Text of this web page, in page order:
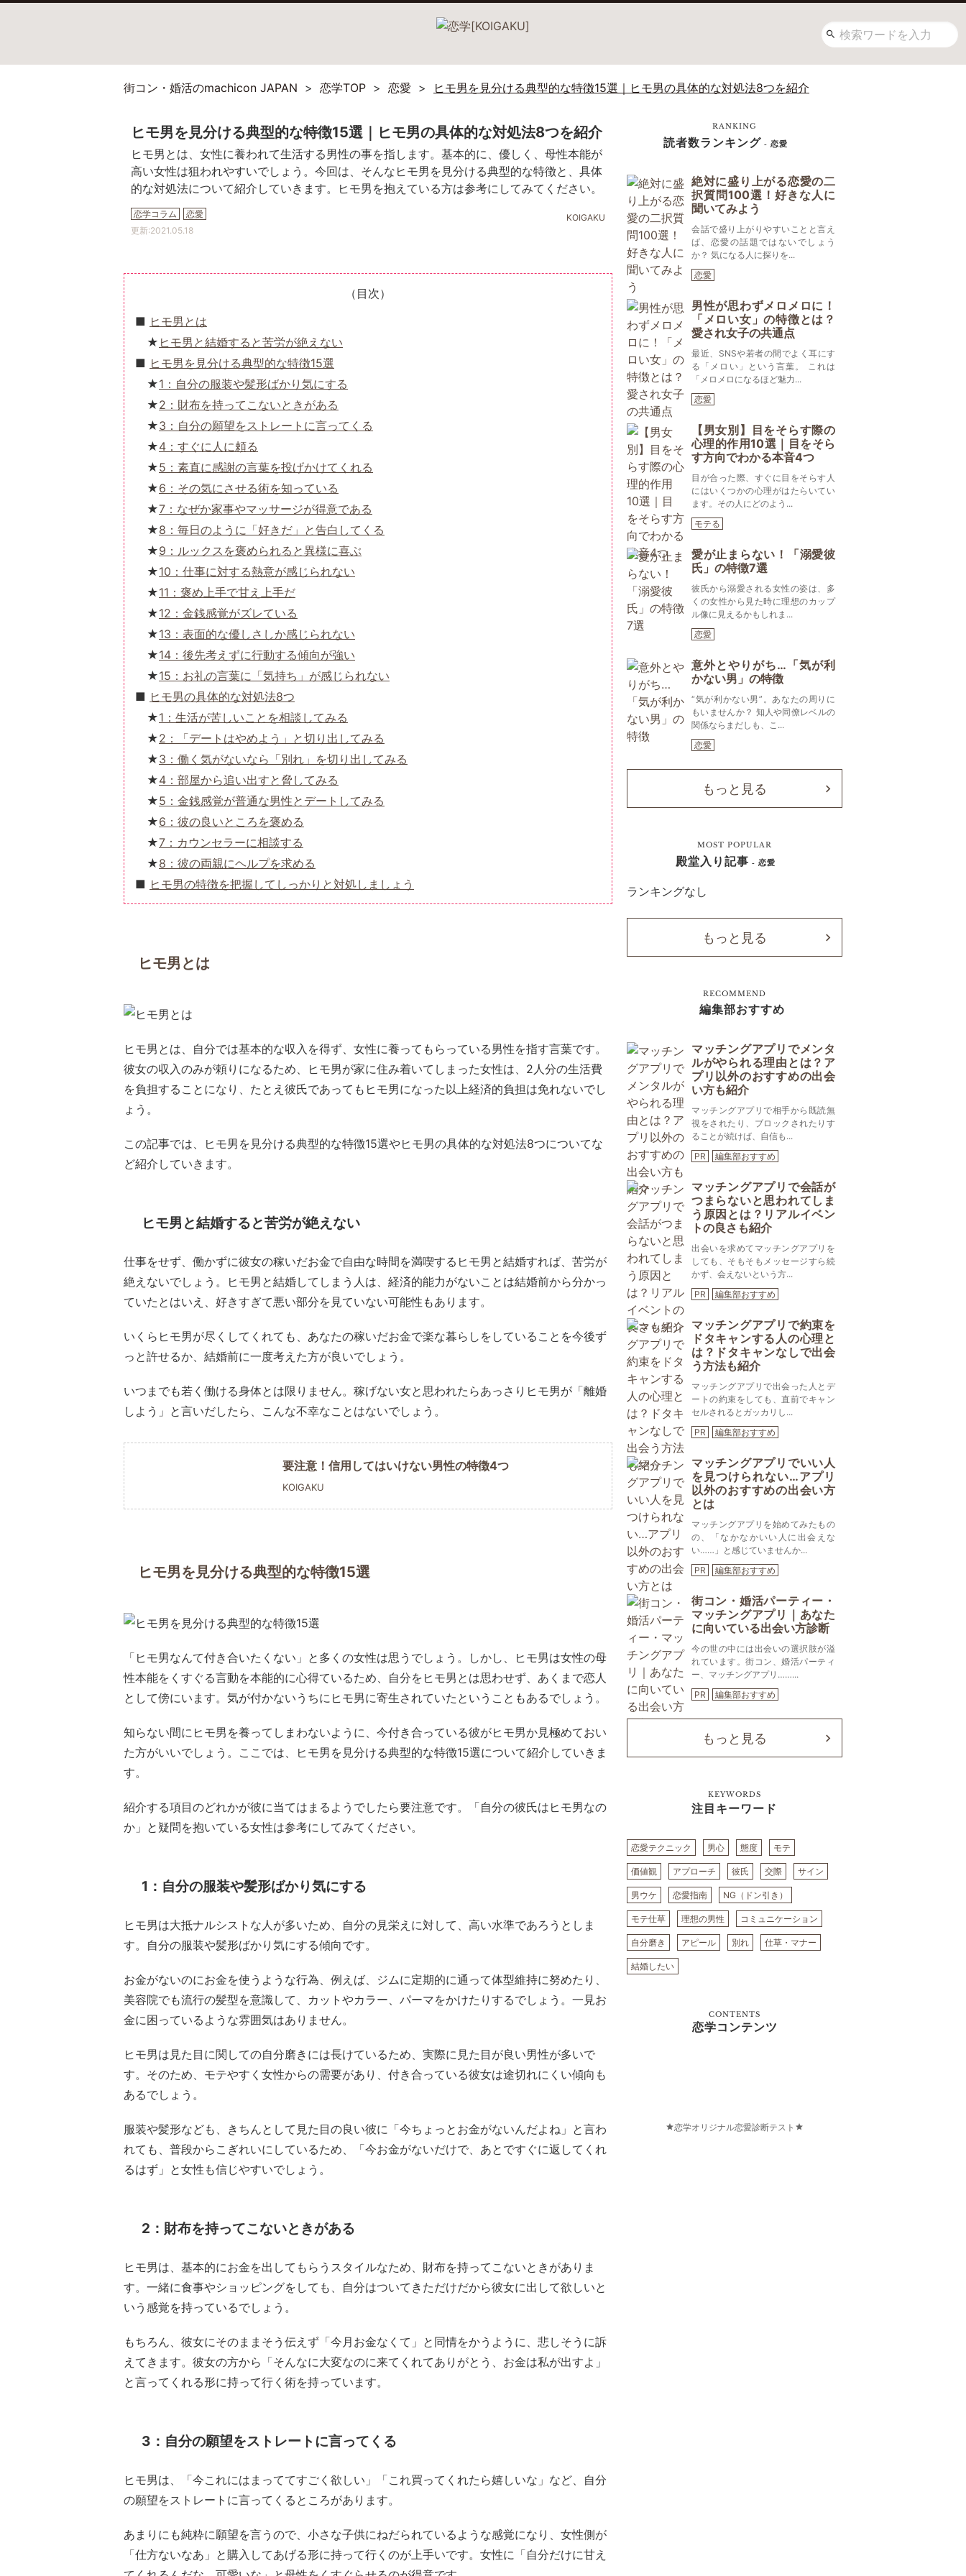
街コン・婚活のmachicon JAPAN 恋学TOP 恋愛 ヒモ男を見分ける典型的な特徴15選｜ヒモ男の具体的な対処法8つを紹介
ヒモ男を見分ける典型的な特徴15選｜ヒモ男の具体的な対処法8つを紹介
ヒモ男とは、女性に養われて生活する男性の事を指します。基本的に、優しく、母性本能が
高い女性は狙われやすいでしょう。今回は、そんなヒモ男を見分ける典型的な特徴と、具体
的な対処法について紹介していきます。ヒモ男を抱えている方は参考にしてみてください。
恋学コラム 恋愛
KOIGAKU
更新:2021.05.18
（目次）
ヒモ男とは
ヒモ男と結婚すると苦労が絶えない
ヒモ男を見分ける典型的な特徴15選
1：自分の服装や髪形ばかり気にする
2：財布を持ってこないときがある
3：自分の願望をストレートに言ってくる
4：すぐに人に頼る
5：素直に感謝の言葉を投げかけてくれる
6：その気にさせる術を知っている
7：なぜか家事やマッサージが得意である
8：毎日のように「好きだ」と告白してくる
9：ルックスを褒められると異様に喜ぶ
10：仕事に対する熱意が感じられない
11：褒め上手で甘え上手だ
12：金銭感覚がズレている
13：表面的な優しさしか感じられない
14：後先考えずに行動する傾向が強い
15：お礼の言葉に「気持ち」が感じられない
ヒモ男の具体的な対処法8つ
1：生活が苦しいことを相談してみる
2：「デートはやめよう」と切り出してみる
3：働く気がないなら「別れ」を切り出してみる
4：部屋から追い出すと脅してみる
5：金銭感覚が普通な男性とデートしてみる
6：彼の良いところを褒める
7：カウンセラーに相談する
8：彼の両親にヘルプを求める
ヒモ男の特徴を把握してしっかりと対処しましょう
ヒモ男とは
ヒモ男とは、自分では基本的な収入を得ず、女性に養ってもらっている男性を指す言葉です。
彼女の収入のみが頼りになるため、ヒモ男が家に住み着いてしまった女性は、2人分の生活費
を負担することになり、たとえ彼氏であってもヒモ男になった以上経済的負担は免れないでし
ょう。
この記事では、ヒモ男を見分ける典型的な特徴15選やヒモ男の具体的な対処法8つについてな
ど紹介していきます。
ヒモ男と結婚すると苦労が絶えない
仕事をせず、働かずに彼女の稼いだお金で自由な時間を満喫するヒモ男と結婚すれば、苦労が
絶えないでしょう。ヒモ男と結婚してしまう人は、経済的能力がないことは結婚前から分かっ
ていたとはいえ、好きすぎて悪い部分を見ていない可能性もあります。
いくらヒモ男が尽くしてくれても、あなたの稼いだお金で楽な暮らしをしていることを今後ず
っと許せるか、結婚前に一度考えた方が良いでしょう。
いつまでも若く働ける身体とは限りません。稼げない女と思われたらあっさりヒモ男が「離婚
しよう」と言いだしたら、こんな不幸なことはないでしょう。
要注意！信用してはいけない男性の特徴4つ
KOIGAKU
ヒモ男を見分ける典型的な特徴15選
「ヒモ男なんて付き合いたくない」と多くの女性は思うでしょう。しかし、ヒモ男は女性の母
性本能をくすぐる言動を本能的に心得ているため、自分をヒモ男とは思わせず、あくまで恋人
として傍にいます。気が付かないうちにヒモ男に寄生されていたということもあるでしょう。
知らない間にヒモ男を養ってしまわないように、今付き合っている彼がヒモ男か見極めておい
た方がいいでしょう。ここでは、ヒモ男を見分ける典型的な特徴15選について紹介していきま
す。
紹介する項目のどれかが彼に当てはまるようでしたら要注意です。「自分の彼氏はヒモ男なの
か」と疑問を抱いている女性は参考にしてみてください。
1：自分の服装や髪形ばかり気にする
ヒモ男は大抵ナルシストな人が多いため、自分の見栄えに対して、高い水準であろうとしま
す。自分の服装や髪形ばかり気にする傾向です。
お金がないのにお金を使うような行為、例えば、ジムに定期的に通って体型維持に努めたり、
美容院でも流行の髪型を意識して、カットやカラー、パーマをかけたりするでしょう。一見お
金に困っているような雰囲気はありません。
ヒモ男は見た目に関しての自分磨きには長けているため、実際に見た目が良い男性が多いで
す。そのため、モテやすく女性からの需要があり、付き合っている彼女は途切れにくい傾向も
あるでしょう。
服装や髪形なども、きちんとして見た目の良い彼に「今ちょっとお金がないんだよね」と言わ
れても、普段からこぎれいにしているため、「今お金がないだけで、あとですぐに返してくれ
るはず」と女性も信じやすいでしょう。
2：財布を持ってこないときがある
ヒモ男は、基本的にお金を出してもらうスタイルなため、財布を持ってこないときがありま
す。一緒に食事やショッピングをしても、自分はついてきただけだから彼女に出して欲しいと
いう感覚を持っているでしょう。
もちろん、彼女にそのままそう伝えず「今月お金なくて」と同情をかうように、悲しそうに訴
えてきます。彼女の方から「そんなに大変なのに来てくれてありがとう、お金は私が出すよ」
と言ってくれる形に持って行く術を持っています。
3：自分の願望をストレートに言ってくる
ヒモ男は、「今これにはまっててすごく欲しい」「これ買ってくれたら嬉しいな」など、自分
の願望をストレートに言ってくるところがあります。
あまりにも純粋に願望を言うので、小さな子供にねだられているような感覚になり、女性側が
「仕方ないなあ」と購入してあげる形に持って行くのが上手いです。女性に「自分だけに甘え
RANKING
読者数ランキング - 恋愛
絶対に盛り上がる恋愛の二
択質問100選！好きな人に
聞いてみよう
会話で盛り上がりやすいことと言え
ば、恋愛の話題ではないでしょう
か？ 気になる人に探りを...
恋愛
男性が思わずメロメロに！
「メロい女」の特徴とは？
愛され女子の共通点
最近、SNSや若者の間でよく耳にす
る「メロい」という言葉。 これは
「メロメロになるほど魅力...
恋愛
【男女別】目をそらす際の
心理的作用10選｜目をそら
す方向でわかる本音4つ
目が合った際、すぐに目をそらす人
にはいくつかの心理がはたらいてい
ます。その人にどのよう...
モテる
愛が止まらない！「溺愛彼
氏」の特徴7選
彼氏から溺愛される女性の姿は、多
くの女性から見た時に理想のカップ
ル像に見えるかもしれま...
恋愛
意外とやりがち…「気が利
かない男」の特徴
“気が利かない男”。あなたの周りに
もいませんか？ 知人や同僚レベルの
関係ならまだしも、こ...
恋愛
もっと見る
MOST POPULAR
殿堂入り記事 - 恋愛
ランキングなし
もっと見る
RECOMMEND
編集部おすすめ
マッチングアプリでメンタ
ルがやられる理由とは？ア
プリ以外のおすすめの出会
い方も紹介
マッチングアプリで相手から既読無
視をされたり、ブロックされたりす
ることが続けば、自信も...
PR
編集部おすすめ
マッチングアプリで会話が
つまらないと思われてしま
う原因とは？リアルイベン
トの良さも紹介
出会いを求めてマッチングアプリを
しても、そもそもメッセージすら続
かず、会えないという方...
PR
編集部おすすめ
マッチングアプリで約束を
ドタキャンする人の心理と
は？ドタキャンなしで出会
う方法も紹介
マッチングアプリで出会った人とデ
ートの約束をしても、直前でキャン
セルされるとガッカリし...
PR
編集部おすすめ
マッチングアプリでいい人
を見つけられない…アプリ
以外のおすすめの出会い方
とは
マッチングアプリを始めてみたもの
の、「なかなかいい人に出会えな
い……」と感じていませんか...
PR
編集部おすすめ
街コン・婚活パーティー・
マッチングアプリ｜あなた
に向いている出会い方診断
今の世の中には出会いの選択肢が溢
れています。街コン、婚活パーティ
ー、マッチングアプリ……...
PR
編集部おすすめ
もっと見る
KEYWORDS
注目キーワード
恋愛テクニック 男心 態度 モテ
価値観 アプローチ 彼氏 交際 サイン
男ウケ 恋愛指南 NG（ドン引き）
モテ仕草 理想の男性 コミュニケーション
自分磨き アピール 別れ 仕草・マナー
結婚したい
CONTENTS
恋学コンテンツ
恋学オリジナル恋愛診断テスト